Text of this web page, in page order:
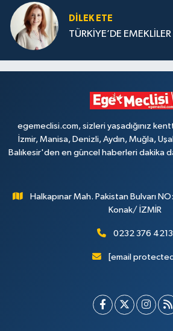
DILEK ETE
TÜRKİYE’DE
egemeclisi.com, sizleri yaşadığınız
İzmir, Manisa, Denizli, Aydın, Muğla,
Balıkesir'den en güncel haberleri dakika
Halkapınar Mah. Pakistan Bulvarı
Konak/ İZMİR
0232 376 4213
[email